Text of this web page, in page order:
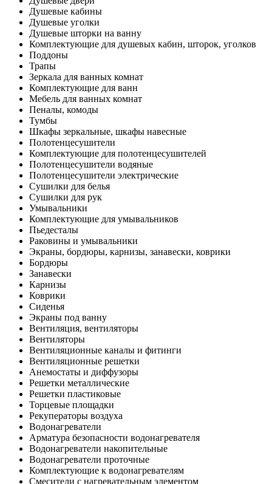
Душевые кабины
Душевые уголки
Душевые шторки на ванну
Комплектующие для душевых кабин, шторок, уголков
Поддоны
Трапы
Зеркала для ванных комнат
Комплектующие для ванн
Мебель для ванных комнат
Пеналы, комоды
Тумбы
Шкафы зеркальные, шкафы навесные
Полотенцесушители
Комплектующие для полотенцесушителей
Полотенцесушители водяные
Полотенцесушители электрические
Сушилки для белья
Сушилки для рук
Умывальники
Комплектующие для умывальников
Пьедесталы
Раковины и умывальники
Экраны, бордюры, карнизы, занавески, коврики
Бордюры
Занавески
Карнизы
Коврики
Сиденья
Экраны под ванну
Вентиляция, вентиляторы
Вентиляторы
Вентиляционные каналы и фитинги
Вентиляционные решетки
Анемостаты и диффузоры
Решетки металлические
Решетки пластиковые
Торцевые площадки
Рекуператоры воздуха
Водонагреватели
Арматура безопасности водонагревателя
Водонагреватели накопительные
Водонагреватели проточные
Комплектующие к водонагревателям
Смесители с нагревательным элементом